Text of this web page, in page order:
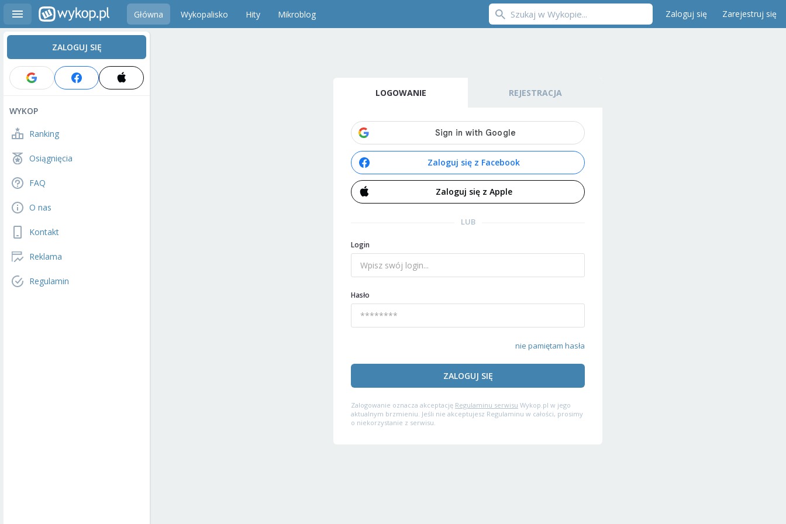
Główna Wykopalisko Hity Mikroblog Zaloguj się Zarejestruj się
ZALOGUJ SIĘ
WYKOP
Ranking
Osiągnięcia
FAQ
O nas
Kontakt
Reklama
Regulamin
LOGOWANIE REJESTRACJA
Zaloguj się z Facebook
Zaloguj się z Apple
LUB
Login
Hasło
nie pamiętam hasła
ZALOGUJ SIĘ
Zalogowanie oznacza akceptację Regulaminu serwisu Wykop.pl w jego
aktualnym brzmieniu. Jeśli nie akceptujesz Regulaminu w całości, prosimy
o niekorzystanie z serwisu.